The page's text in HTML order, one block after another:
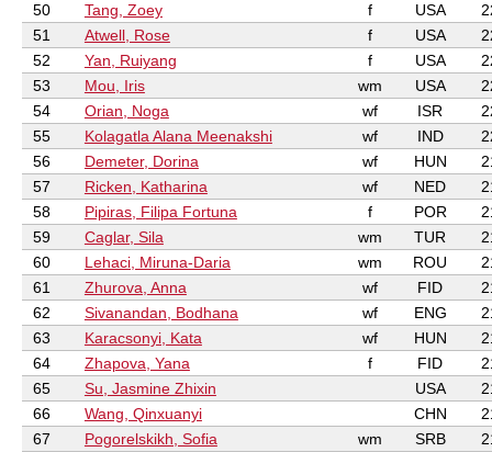
50
Tang, Zoey f USA
51
Atwell, Rose f USA
52
Yan, Ruiyang f USA
53
Mou, Iris wm USA
54
Orian, Noga wf ISR
55
Kolagatla Alana Meenakshi wf IND
56
Demeter, Dorina wf HUN
57
Ricken, Katharina wf NED
58
Pipiras, Filipa Fortuna f POR
59
Caglar, Sila wm TUR
60
Lehaci, Miruna-Daria wm ROU
61
Zhurova, Anna wf FID
62
Sivanandan, Bodhana wf ENG
63
Karacsonyi, Kata wf HUN
64
Zhapova, Yana f FID
65
Su, Jasmine Zhixin USA
66
Wang, Qinxuanyi CHN
67
Pogorelskikh, Sofia wm SRB